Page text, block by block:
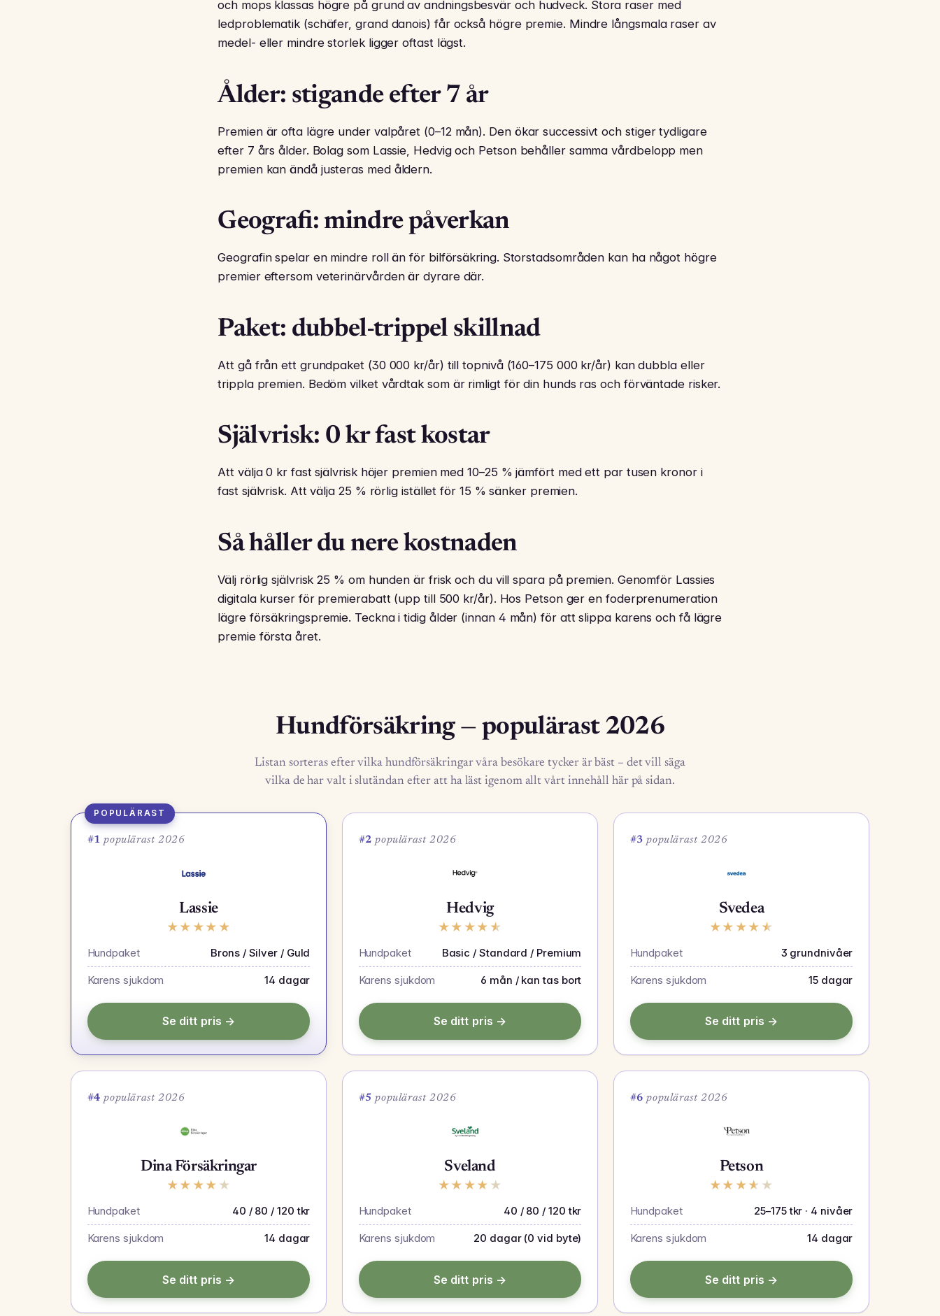
och mops klassas högre på grund av andningsbesvär och hudveck. Stora raser med
ledproblematik (schäfer, grand danois) får också högre premie. Mindre långsmala raser av
medel- eller mindre storlek ligger oftast lägst.
Ålder: stigande efter 7 år
Premien är ofta lägre under valpåret (0–12 mån). Den ökar successivt och stiger tydligare
efter 7 års ålder. Bolag som Lassie, Hedvig och Petson behåller samma vårdbelopp men
premien kan ändå justeras med åldern.
Geografi: mindre påverkan
Geografin spelar en mindre roll än för bilförsäkring. Storstadsområden kan ha något högre
premier eftersom veterinärvården är dyrare där.
Paket: dubbel-trippel skillnad
Att gå från ett grundpaket (30 000 kr/år) till topnivå (160–175 000 kr/år) kan dubbla eller
trippla premien. Bedöm vilket vårdtak som är rimligt för din hunds ras och förväntade risker.
Självrisk: 0 kr fast kostar
Att välja 0 kr fast självrisk höjer premien med 10–25 % jämfört med ett par tusen kronor i
fast självrisk. Att välja 25 % rörlig istället för 15 % sänker premien.
Så håller du nere kostnaden
Välj rörlig självrisk 25 % om hunden är frisk och du vill spara på premien. Genomför Lassies
digitala kurser för premierabatt (upp till 500 kr/år). Hos Petson ger en foderprenumeration
lägre försäkringspremie. Teckna i tidig ålder (innan 4 mån) för att slippa karens och få lägre
premie första året.
Hundförsäkring — populärast 2026
Listan sorteras efter vilka hundförsäkringar våra besökare tycker är bäst – det vill säga
vilka de har valt i slutändan efter att ha läst igenom allt vårt innehåll här på sidan.
POPULÄRAST
#1 populärast 2026
Lassie
★ ★ ★ ★ ★
Hundpaket Brons / Silver / Guld
Karens sjukdom 14 dagar
Se ditt pris →
#2 populärast 2026
Hedvig
★ ★ ★ ★ ★
Hundpaket Basic / Standard / Premium
Karens sjukdom 6 mån / kan tas bort
Se ditt pris →
#3 populärast 2026
Svedea
★ ★ ★ ★ ★
Hundpaket 3 grundnivåer
Karens sjukdom 15 dagar
Se ditt pris →
#4 populärast 2026
Dina Försäkringar
★ ★ ★ ★ ★
Hundpaket 40 / 80 / 120 tkr
Karens sjukdom 14 dagar
Se ditt pris →
#5 populärast 2026
Sveland
★ ★ ★ ★ ★
Hundpaket 40 / 80 / 120 tkr
Karens sjukdom 20 dagar (0 vid byte)
Se ditt pris →
#6 populärast 2026
Petson
★ ★ ★ ★ ★
Hundpaket 25–175 tkr · 4 nivåer
Karens sjukdom 14 dagar
Se ditt pris →